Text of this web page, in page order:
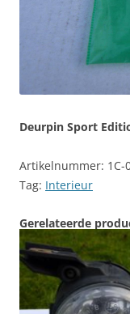
Deurpin Sport
Artikelnummer: 1C-
Tag: Interieur
Gerelateerde